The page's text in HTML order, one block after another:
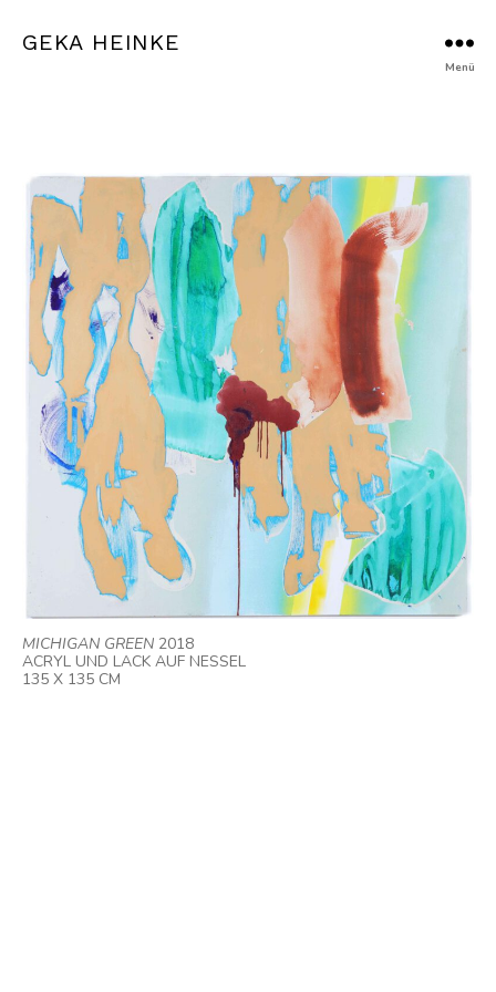
GEKA HEINKE
Menü
MICHIGAN GREEN 2018
ACRYL UND LACK AUF NESSEL
135 X 135 CM